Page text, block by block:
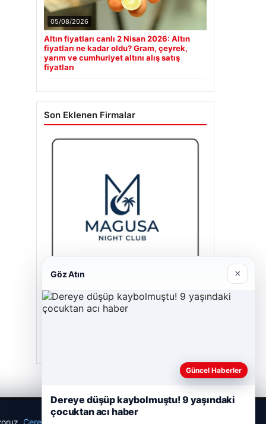
05/08/2026
Altın fiyatları canlı 2 Nisan 2026: Altın
fiyatları ne kadar oldu? Gram, çeyrek,
yarım ve cumhuriyet altını alış satış
fiyatları
Son Eklenen Firmalar
Magusa Night Club
Çerez Politikamız
Göz Atın ×
Güncel Haberler
Dereye düşüp kaybolmuştu! 9 yaşındaki
çocuktan acı haber